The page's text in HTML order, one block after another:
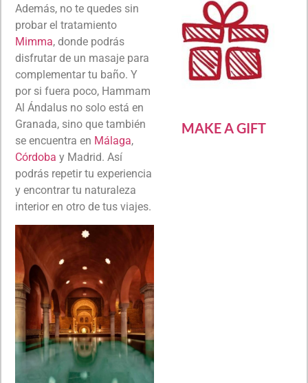
Además, no te quedes sin
probar el tratamiento
Mimma, donde podrás
disfrutar de un masaje para
complementar tu baño. Y
por si fuera poco, Hammam
Al Ándalus no solo está en
Granada, sino que también
se encuentra en Málaga,
Córdoba y Madrid. Así
podrás repetir tu experiencia
y encontrar tu naturaleza
interior en otro de tus viajes.
MAKE A GIFT